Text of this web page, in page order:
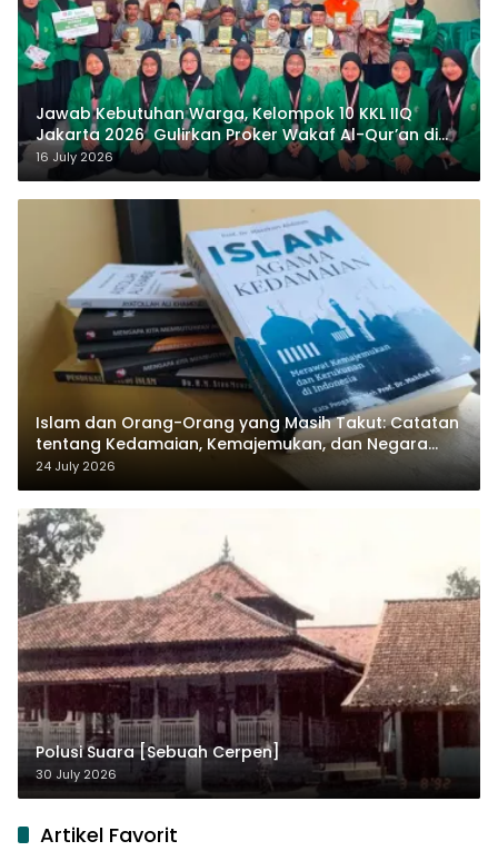
Jawab Kebutuhan Warga, Kelompok 10 KKL IIQ
Jakarta 2026 Gulirkan Proker Wakaf Al-Qur’an di
Sukamanah
16 July 2026
Islam dan Orang-Orang yang Masih Takut: Catatan
tentang Kedamaian, Kemajemukan, dan Negara
dalam Pemikiran Masykuri Abdillah
24 July 2026
Polusi Suara [Sebuah Cerpen]
30 July 2026
Artikel Favorit